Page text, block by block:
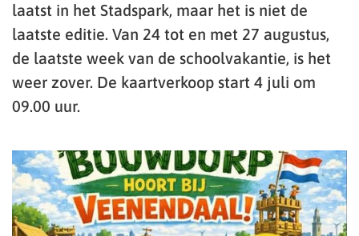
laatst in het Stadspark, maar het is niet de
laatste editie. Van 24 tot en met 27 augustus,
de laatste week van de schoolvakantie, is het
weer zover. De kaartverkoop start 4 juli om
09.00 uur.